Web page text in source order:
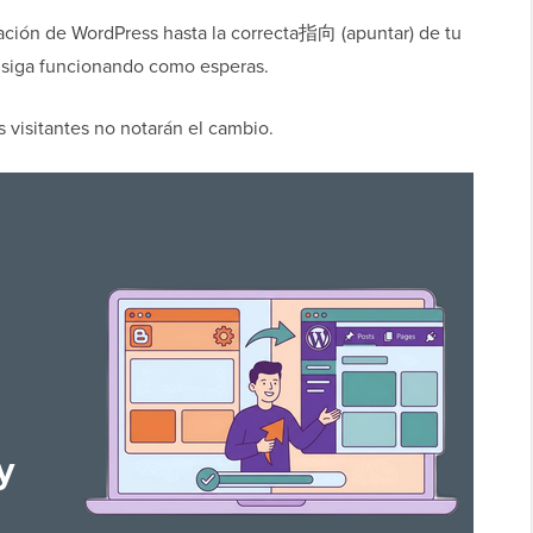
de WordPress hasta la correcta指向 (apuntar) de tu
funcionando como esperas.
visitantes no notarán el cambio.